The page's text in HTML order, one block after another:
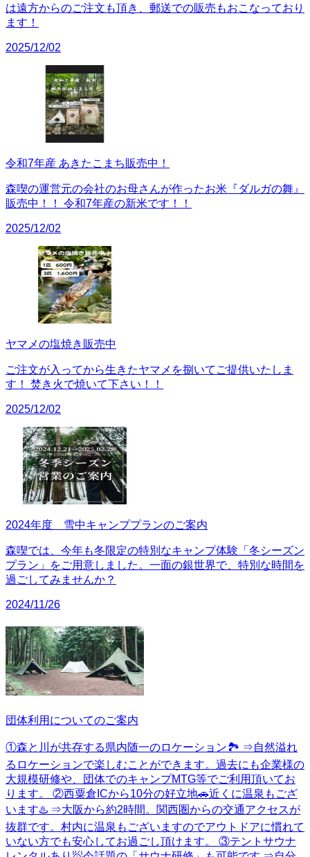
は遠方からのご注文も頂き、郵送での販売もおこなっており
ます！
2025/12/02
令和7年産 あきたこまち販売中！
森喫の運営元の会社のお母さんが作ったお米『ダルガの舞』
販売中！！ 令和7年産の新米です！！
2025/12/02
ヤマメの塩焼き販売中
ご注文が入ってから生きたヤマメを捌いてご提供いたしま
す！ 焚き火で焼いて下さい！！
2025/12/02
2024年度 雪中キャンププランのご案内
森喫では、今年も冬限定の特別なキャンプ体験「冬シーズン
プラン」をご用意しました。一面の銀世界で、特別な時間を
過ごしてみませんか？
2024/11/26
団体利用についてのご案内
①森と川が共存する県内随一のロケーション🏞️ ⇒自然溢れ
るロケーションで楽しむことができます。過去にも企業様の
大規模研修や、団体でのキャンプMTG等でご利用頂いてお
ります。 ②西粟倉ICから10分の好立地🚗近くに温泉もござ
います♨️ ⇒大阪から約2時間。関西圏からの交通アクセスが
抜群です。村内に温泉もございますのでアウトドアに慣れて
いない方でも安心してお過ごし頂けます。 ③テントサウナ